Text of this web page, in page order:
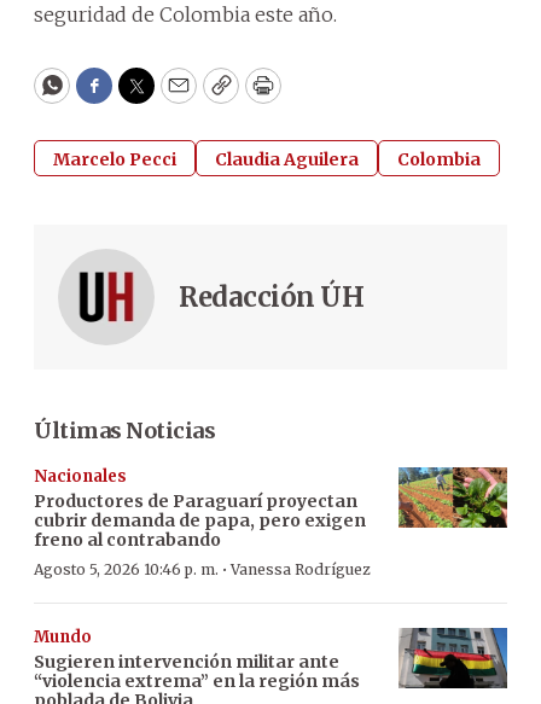
seguridad de Colombia este año.
WhatsApp
Facebook
Twitter
EmailCopyPrint
Marcelo Pecci Claudia Aguilera Colombia
Redacción ÚH
Últimas Noticias
Nacionales
Productores de Paraguarí proyectan
cubrir demanda de papa, pero exigen
freno al contrabando
Agosto 5, 2026 10:46 p. m. ·Vanessa Rodríguez
Mundo
Sugieren intervención militar ante
“violencia extrema” en la región más